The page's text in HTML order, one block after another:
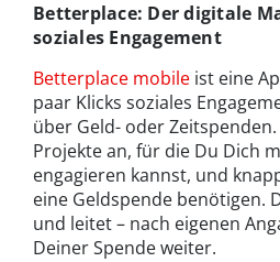
Betterplace: Der digitale
soziales Engagement
Betterplace mobile ist eine
paar Klicks soziales
über Geld- oder
Projekte an, für die Du Dich
engagieren kannst, und
eine Geldspende benötigen.
und leitet – nach eigenen
Deiner Spende weiter.